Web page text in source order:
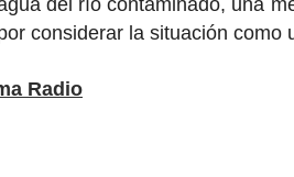
considerar la situación
Radio